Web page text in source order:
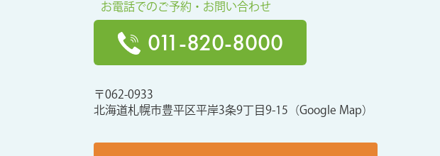
お電話でのご予約・お問い合わせ
011-820-8000
〒062-0933
北海道札幌市豊平区平岸3条9丁目9-15 （Google Map）